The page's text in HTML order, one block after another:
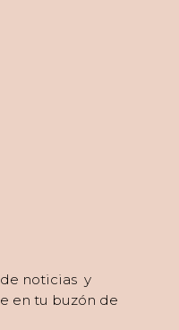
noticias y
en tu buzón de